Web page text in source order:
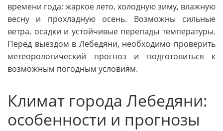
времени года: жаркое лето, холодную зиму, влажную
весну и прохладную осень. Возможны сильные
ветра, осадки и устойчивые перепады температуры.
Перед выездом в Лебедяни, необходимо проверить
метеорологический прогноз и подготовиться к
возможным погодным условиям.
Климат города Лебедяни:
особенности и прогнозы